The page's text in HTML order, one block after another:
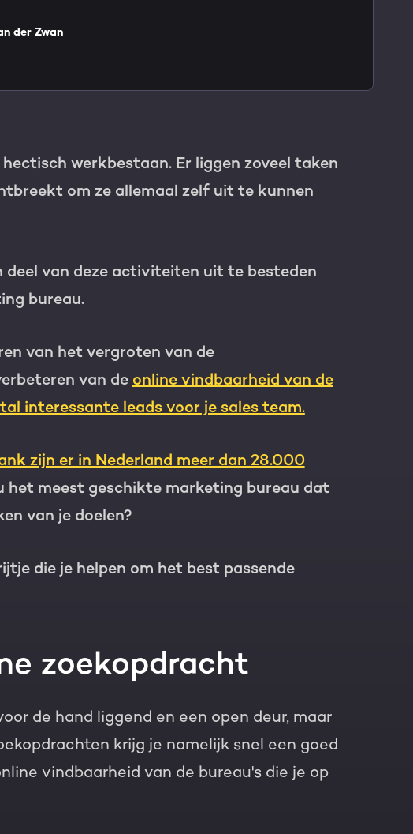
je HubSpot licentie
der Zwan
werkbestaan. Er liggen zoveel taken
om ze allemaal zelf uit te kunnen
van deze activiteiten uit te besteden
bureau.
van het vergroten van de
van de online vindbaarheid van de
interessante leads voor je sales team.
zijn er in Nederland meer dan 28.000
het meest geschikte marketing bureau dat
van je doelen?
die je helpen om het best passende
zoekopdracht
de hand liggend en een open deur, maar
krijg je namelijk snel een goed
vindbaarheid van de bureau's die je op